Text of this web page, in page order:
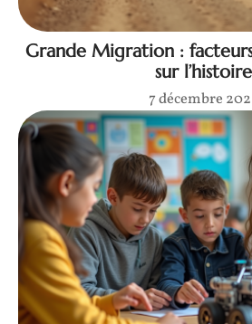
Grande Migration :
sur l’histoire
7 décembre